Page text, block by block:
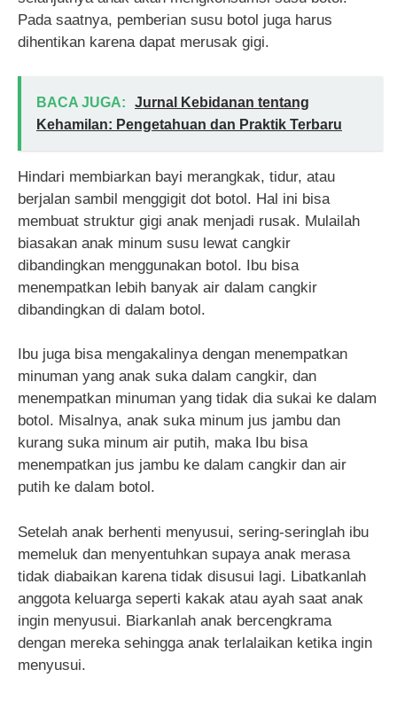
Pada saatnya, pemberian susu botol juga harus
dihentikan karena dapat merusak gigi.
BACA JUGA:
Jurnal Kebidanan tentang
Kehamilan: Pengetahuan dan Praktik Terbaru
Hindari membiarkan bayi merangkak, tidur, atau
berjalan sambil menggigit dot botol. Hal ini bisa
membuat struktur gigi anak menjadi rusak. Mulailah
biasakan anak minum susu lewat cangkir
dibandingkan menggunakan botol. Ibu bisa
menempatkan lebih banyak air dalam cangkir
dibandingkan di dalam botol.
Ibu juga bisa mengakalinya dengan menempatkan
minuman yang anak suka dalam cangkir, dan
menempatkan minuman yang tidak dia sukai ke dalam
botol. Misalnya, anak suka minum jus jambu dan
kurang suka minum air putih, maka Ibu bisa
menempatkan jus jambu ke dalam cangkir dan air
putih ke dalam botol.
Setelah anak berhenti menyusui, sering-seringlah ibu
memeluk dan menyentuhkan supaya anak merasa
tidak diabaikan karena tidak disusui lagi. Libatkanlah
anggota keluarga seperti kakak atau ayah saat anak
ingin menyusui. Biarkanlah anak bercengkrama
dengan mereka sehingga anak terlalaikan ketika ingin
menyusui.